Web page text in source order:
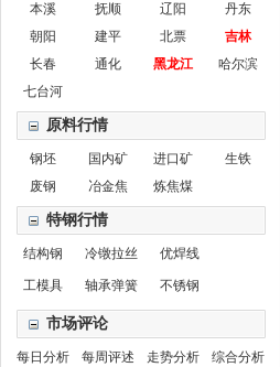
本溪
抚顺 辽阳
丹东
朝阳
建平 北票
吉林
长春
通化 黑龙江
哈尔滨
七台河
原料行情
钢坯 国内矿 进口矿
生铁
废钢
冶金焦 炼焦煤
特钢行情
结构钢 冷镦拉丝 优焊线
工模具 轴承弹簧 不锈钢
市场评论
每日分析 每周评述 走势分析
综合分析